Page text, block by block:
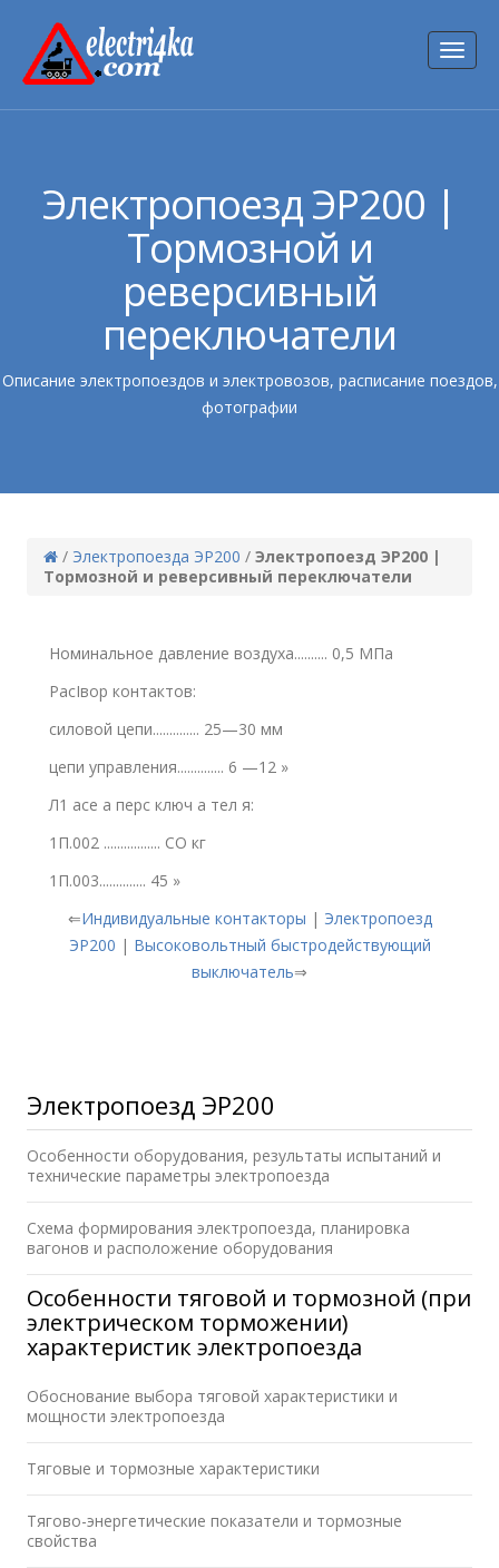
Электропоезд ЭР200 |
Тормозной и
реверсивный
переключатели
Описание электропоездов и электровозов, расписание поездов,
фотографии
/ Электропоезда ЭР200 / Электропоезд ЭР200 |
Тормозной и реверсивный переключатели
Номинальное давление воздуха.......... 0,5 МПа
РасIвор контактов:
силовой цепи.............. 25—30 мм
цепи управления.............. 6 —12 »
Л1 асе а перс ключ а тел я:
1П.002 ................. СО кг
1П.003.............. 45 »
⇐Индивидуальные контакторы | Электропоезд
ЭР200 | Высоковольтный быстродействующий
выключатель⇒
Электропоезд ЭР200
Особенности оборудования, результаты испытаний и
технические параметры электропоезда
Схема формирования электропоезда, планировка
вагонов и расположение оборудования
Особенности тяговой и тормозной (при
электрическом торможении)
характеристик электропоезда
Обоснование выбора тяговой характеристики и
мощности электропоезда
Тяговые и тормозные характеристики
Тягово-энергетические показатели и тормозные
свойства